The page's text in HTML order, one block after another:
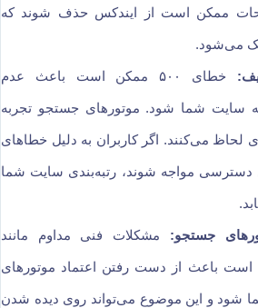
ممکن است از ایندکس حذف شوند که
می‌شود.
خطای ۵۰۰ ممکن است باعث عدم
سایت شما شود. موتورهای جستجو تجربه
لحاظ می‌کنند. اگر کاربران به دلیل خطاهای
دسترسی مواجه شوند، رتبه‌بندی سایت شما
جستجو: مشکلات فنی مداوم مانند
۵۰۰ ممکن است باعث از دست رفتن اعتماد موتورهای
شود و این موضوع می‌تواند روی دیده شدن